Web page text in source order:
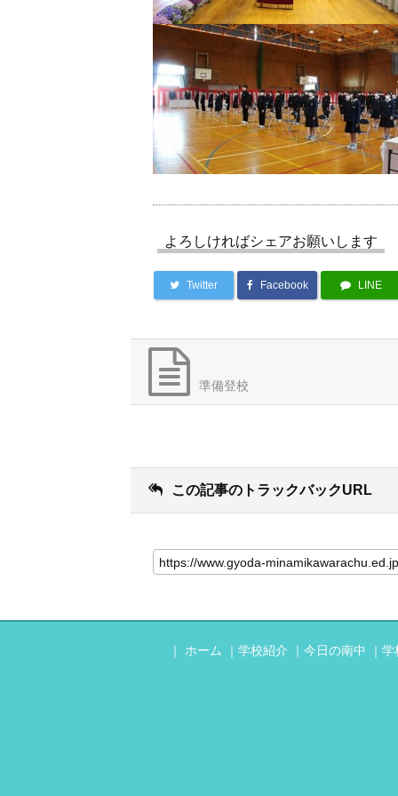
よろしければシェアお願いします
Twitter Facebook LINE
準備登校
この記事のトラックバックURL
ホーム 学校紹介 今日の南中 学